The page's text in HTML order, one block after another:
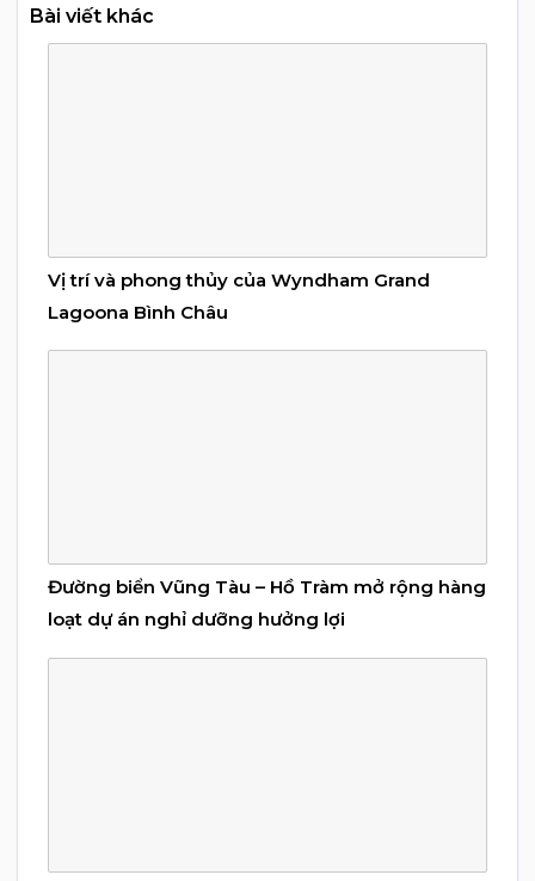
Bài viết khác
Vị trí và phong thủy của Wyndham Grand
Lagoona Bình Châu
Đường biển Vũng Tàu – Hồ Tràm mở rộng hàng
loạt dự án nghỉ dưỡng hưởng lợi